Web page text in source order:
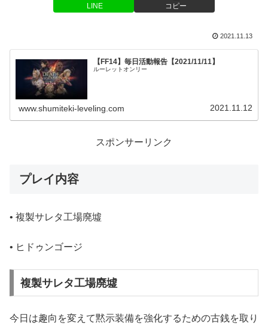
LINE コピー
2021.11.13
【FF14】毎日活動報告【2021/11/11】
ルーレットオンリー
www.shumiteki-leveling.com 2021.11.12
スポンサーリンク
プレイ内容
• 複製サレタ工場廃墟
• ヒドゥンゴージ
複製サレタ工場廃墟
今日は趣向を変えて黙示装備を強化するための古銭を取り